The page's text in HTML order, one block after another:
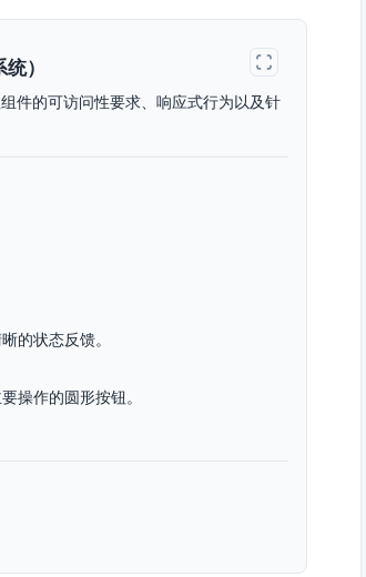
）
件的可访问性要求、响应式行为以及针
的状态反馈。
操作的圆形按钮。